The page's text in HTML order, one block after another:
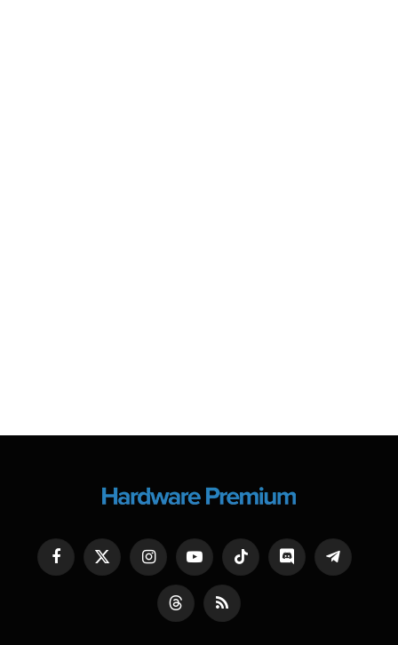
Facebook
X
(Twitter)
InstagramYouTubeTikTok Discord Telegram
ThreadsRSS